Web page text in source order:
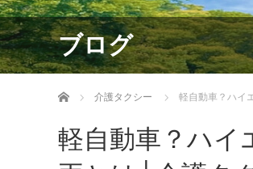
ブログ
ホーム 介護タクシー 軽自動車？ハイ
軽自動車？ハイ